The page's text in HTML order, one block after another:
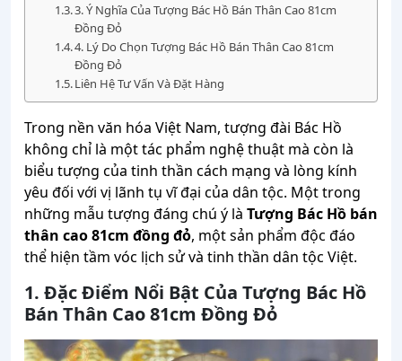
3. Ý Nghĩa Của Tượng Bác Hồ Bán Thân Cao 81cm
Đồng Đỏ
4. Lý Do Chọn Tượng Bác Hồ Bán Thân Cao 81cm
Đồng Đỏ
Liên Hệ Tư Vấn Và Đặt Hàng
Trong nền văn hóa Việt Nam, tượng đài Bác Hồ
không chỉ là một tác phẩm nghệ thuật mà còn là
biểu tượng của tinh thần cách mạng và lòng kính
yêu đối với vị lãnh tụ vĩ đại của dân tộc. Một trong
những mẫu tượng đáng chú ý là Tượng Bác Hồ bán
thân cao 81cm đồng đỏ, một sản phẩm độc đáo
thể hiện tầm vóc lịch sử và tinh thần dân tộc Việt.
1. Đặc Điểm Nổi Bật Của Tượng Bác Hồ
Bán Thân Cao 81cm Đồng Đỏ